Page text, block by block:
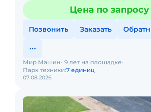
Цена по запросу
Позвонить Заказать
07.08.2026
Мир Машин 9 лет на площадке
Парк техники:7 единиц